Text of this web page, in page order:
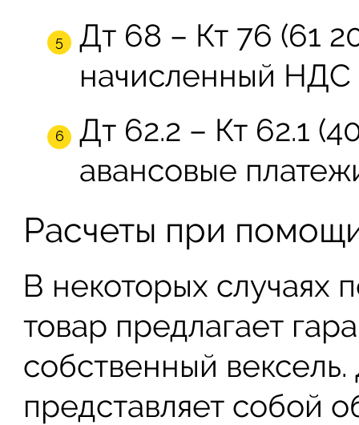
Дт 68 – Кт 76 (61
начисленный НДС
Дт 62.2 – Кт 62.1
авансовые
Расчеты при
В некоторых случаях
товар предлагает
собственный
представляет собой